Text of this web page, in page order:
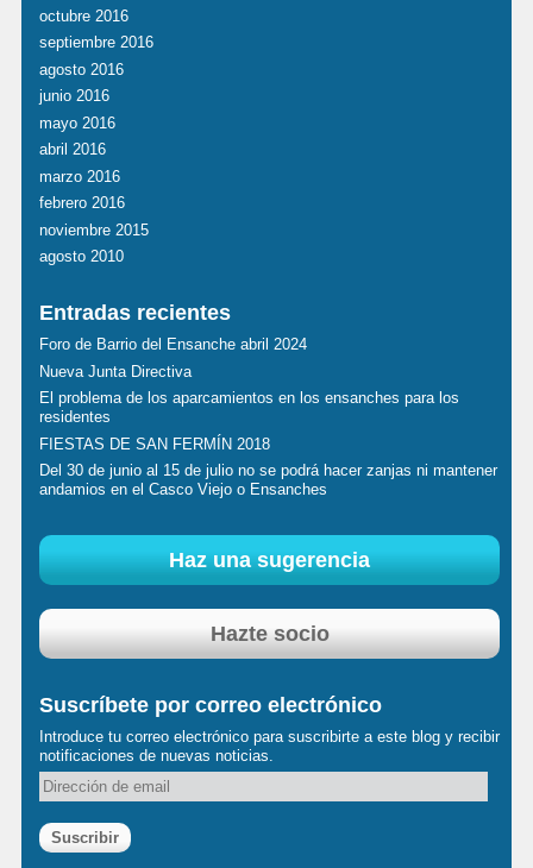
octubre 2016
septiembre 2016
agosto 2016
junio 2016
mayo 2016
abril 2016
marzo 2016
febrero 2016
noviembre 2015
agosto 2010
Entradas recientes
Foro de Barrio del Ensanche abril 2024
Nueva Junta Directiva
El problema de los aparcamientos en los ensanches para los
residentes
FIESTAS DE SAN FERMÍN 2018
Del 30 de junio al 15 de julio no se podrá hacer zanjas ni mantener
andamios en el Casco Viejo o Ensanches
Haz una sugerencia
Hazte socio
Suscríbete por correo electrónico
Introduce tu correo electrónico para suscribirte a este blog y recibir
notificaciones de nuevas noticias.
D
i
e
c